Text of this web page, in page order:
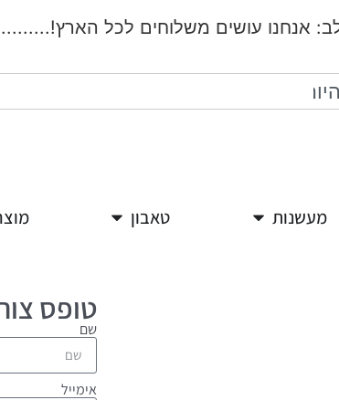
אנחנו עושים משלוחים לכל
מעשנות טאבון
טופס
שם
אימייל